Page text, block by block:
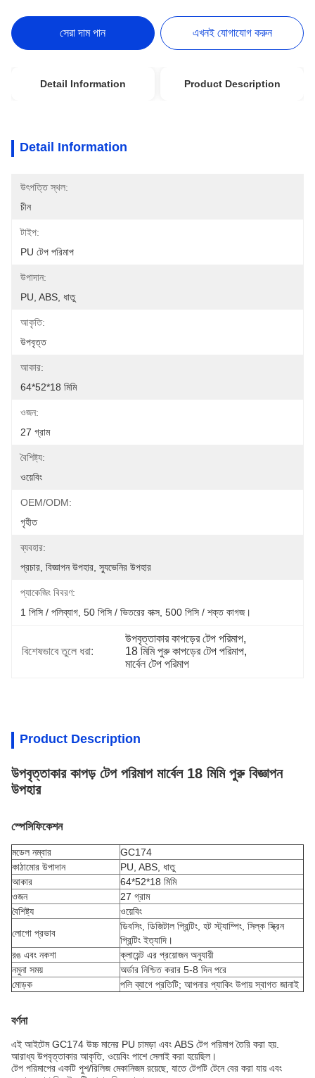
সেরা দাম পান এখনই যোগাযোগ করুন
Detail Information Product Description
Detail Information
উৎপত্তি স্থল:
চীন
টাইপ:
PU টেপ পরিমাপ
উপাদান:
PU, ABS, ধাতু
আকৃতি:
উপবৃত্ত
আকার:
64*52*18 মিমি
ওজন:
27 গ্রাম
বৈশিষ্ট্য:
ওয়েবিং
OEM/ODM:
গৃহীত
ব্যবহার:
প্রচার, বিজ্ঞাপন উপহার, স্যুভেনির উপহার
প্যাকেজিং বিবরণ:
1 পিসি / পলিব্যাগ, 50 পিসি / ভিতরের বাক্স, 500 পিসি / শক্ত কাগজ।
বিশেষভাবে তুলে ধরা:
উপবৃত্তাকার কাপড়ের টেপ পরিমাপ,
18 মিমি পুরু কাপড়ের টেপ পরিমাপ,
মার্বেল টেপ পরিমাপ
Product Description
উপবৃত্তাকার কাপড় টেপ পরিমাপ মার্বেল 18 মিমি পুরু বিজ্ঞাপন
উপহার
স্পেসিফিকেশন
মডেল নম্বার
GC174
কাঠামোর উপাদান
PU, ABS, ধাতু
আকার
64*52*18 মিমি
ওজন
27 গ্রাম
বৈশিষ্ট্য
ওয়েবিং
লোগো প্রভাব
ডিবসিং, ডিজিটাল প্রিন্টিং, হট স্ট্যাম্পিং, সিল্ক স্ক্রিন
প্রিন্টিং ইত্যাদি।
রঙ এবং নকশা
ক্লায়েন্ট এর প্রয়োজন অনুযায়ী
নমুনা সময়
অর্ডার নিশ্চিত করার 5-8 দিন পরে
মোড়ক
পলি ব্যাগে প্রতিটি; আপনার প্যাকিং উপায় স্বাগত জানাই
বর্ণনা
এই আইটেম GC174 উচ্চ মানের PU চামড়া এবং ABS টেপ পরিমাপ তৈরি করা হয়.
আরাধ্য উপবৃত্তাকার আকৃতি, ওয়েবিং পাশে সেলাই করা হয়েছিল।
টেপ পরিমাপের একটি পুশ/রিলিজ মেকানিজম রয়েছে, যাতে টেপটি টেনে বের করা যায় এবং